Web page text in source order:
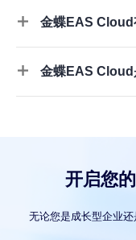
金蝶EAS Cloud
金蝶EAS Cloud
开启您
无论您是成长型企业